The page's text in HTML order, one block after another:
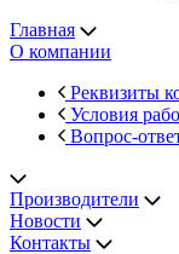
Главная
О компании
Реквизиты
Условия
Вопрос-
Производители
Новости
Контакты